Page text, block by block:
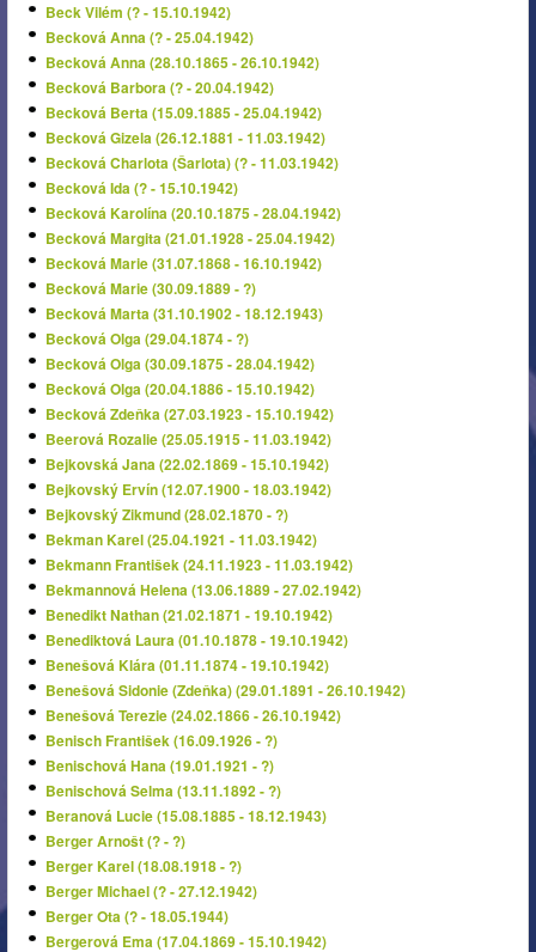
Beck Vilém (? - 15.10.1942)
Becková Anna (? - 25.04.1942)
Becková Anna (28.10.1865 - 26.10.1942)
Becková Barbora (? - 20.04.1942)
Becková Berta (15.09.1885 - 25.04.1942)
Becková Gizela (26.12.1881 - 11.03.1942)
Becková Charlota (Šarlota) (? - 11.03.1942)
Becková Ida (? - 15.10.1942)
Becková Karolína (20.10.1875 - 28.04.1942)
Becková Margita (21.01.1928 - 25.04.1942)
Becková Marie (31.07.1868 - 16.10.1942)
Becková Marie (30.09.1889 - ?)
Becková Marta (31.10.1902 - 18.12.1943)
Becková Olga (29.04.1874 - ?)
Becková Olga (30.09.1875 - 28.04.1942)
Becková Olga (20.04.1886 - 15.10.1942)
Becková Zdeňka (27.03.1923 - 15.10.1942)
Beerová Rozalie (25.05.1915 - 11.03.1942)
Bejkovská Jana (22.02.1869 - 15.10.1942)
Bejkovský Ervín (12.07.1900 - 18.03.1942)
Bejkovský Zikmund (28.02.1870 - ?)
Bekman Karel (25.04.1921 - 11.03.1942)
Bekmann František (24.11.1923 - 11.03.1942)
Bekmannová Helena (13.06.1889 - 27.02.1942)
Benedikt Nathan (21.02.1871 - 19.10.1942)
Benediktová Laura (01.10.1878 - 19.10.1942)
Benešová Klára (01.11.1874 - 19.10.1942)
Benešová Sidonie (Zdeňka) (29.01.1891 - 26.10.1942)
Benešová Terezie (24.02.1866 - 26.10.1942)
Benisch František (16.09.1926 - ?)
Benischová Hana (19.01.1921 - ?)
Benischová Selma (13.11.1892 - ?)
Beranová Lucie (15.08.1885 - 18.12.1943)
Berger Arnošt (? - ?)
Berger Karel (18.08.1918 - ?)
Berger Michael (? - 27.12.1942)
Berger Ota (? - 18.05.1944)
Bergerová Ema (17.04.1869 - 15.10.1942)